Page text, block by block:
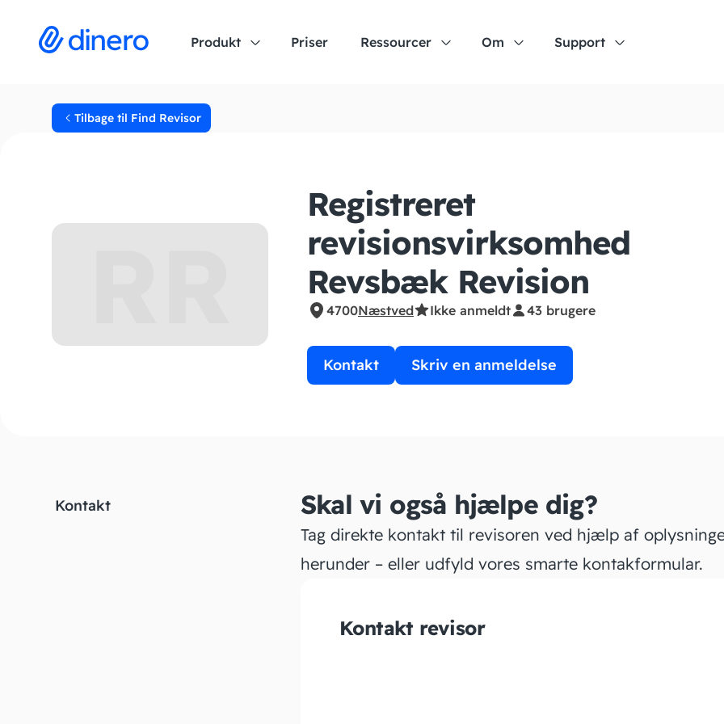
Produkt Priser Ressourcer Om Support
Tilbage til Find Revisor
Registreret
revisionsvirksomhed
Revsbæk Revision
4700Næstved Ikke anmeldt 43 brugere
Kontakt Skriv en anmeldelse
Kontakt Skal vi også hjælpe dig?
Tag direkte kontakt til revisoren ved hjælp af
herunder – eller udfyld vores smarte kontakformular.
Kontakt revisor